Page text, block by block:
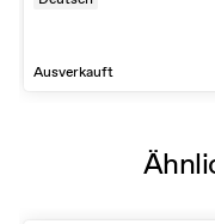
Ausverkauft